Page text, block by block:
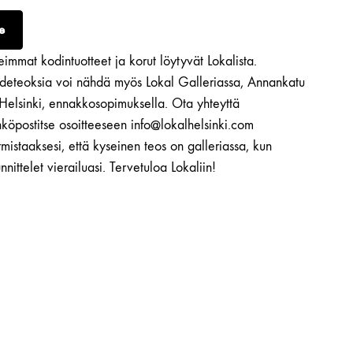
kodintuotteet ja korut löytyvät Lokalista.
voi nähdä myös Lokal Galleriassa, Annankatu
ennakkosopimuksella. Ota yhteyttä
osoitteeseen info@lokalhelsinki.com
että kyseinen teos on galleriassa, kun
vierailuasi. Tervetuloa Lokaliin!